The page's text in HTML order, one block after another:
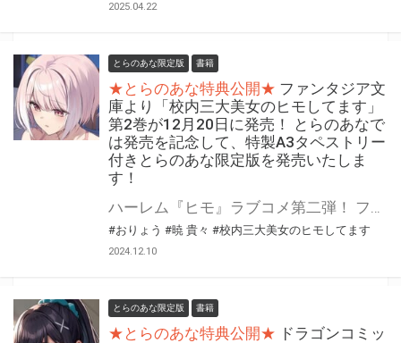
2025.04.22
とらのあな限定版 書籍
★とらのあな特典公開★ ファンタジア文
庫より「校内三大美女のヒモしてます」
第2巻が12月20日に発売！ とらのあなで
は発売を記念して、特製A3タペストリー
付きとらのあな限定版を発売いたしま
す！
ハーレム『ヒモ』ラブコメ第二弾！ ファンタジア文庫より 「校内三大美女のヒモしてます2」12月20日(金)に発売！！ とらのあなでは発売を記念して「特製A3タペストリー付き」とらのあな限定版を発売いたします。 とらのあな限定版の数は限られていますので是非お早めにお求めください！
#おりょう #暁 貴々 #校内三大美女のヒモしてます
2024.12.10
とらのあな限定版 書籍
★とらのあな特典公開★ ドラゴンコミッ